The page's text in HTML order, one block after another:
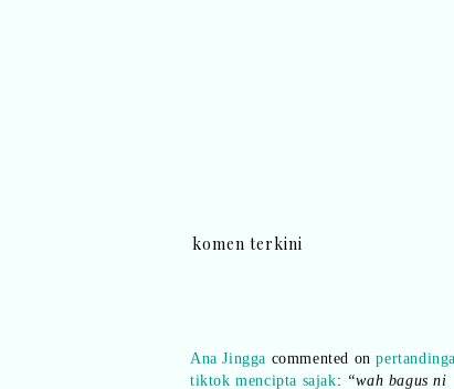
komen terkini
tiktok mencipta sajak:“wah bagus ni
bertiktok untuk content deklamasi sajak